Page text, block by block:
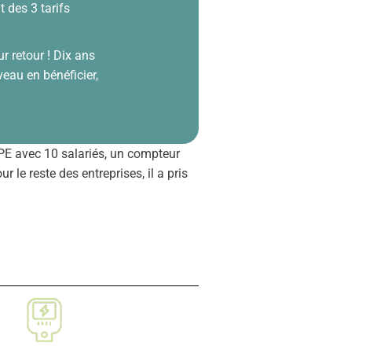
des 3 tarifs
retour ! Dix ans
en bénéficier,
avec 10 salariés, un compteur
le reste des entreprises, il a pris